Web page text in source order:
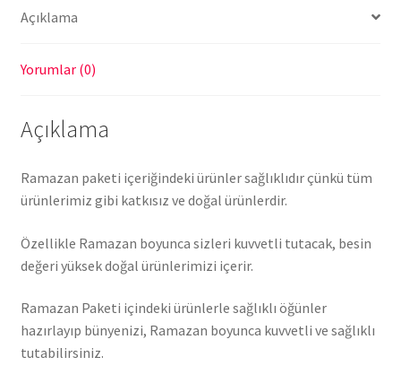
Açıklama
Yorumlar (0)
Açıklama
Ramazan paketi içeriğindeki ürünler sağlıklıdır çünkü tüm
ürünlerimiz gibi katkısız ve doğal ürünlerdir.
Özellikle Ramazan boyunca sizleri kuvvetli tutacak, besin
değeri yüksek doğal ürünlerimizi içerir.
Ramazan Paketi içindeki ürünlerle sağlıklı öğünler
hazırlayıp bünyenizi, Ramazan boyunca kuvvetli ve sağlıklı
tutabilirsiniz.